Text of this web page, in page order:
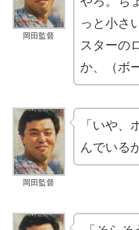
岡田監督
っと小さ
スターの
か、（ボ
岡田監督
「いや、
んでいる